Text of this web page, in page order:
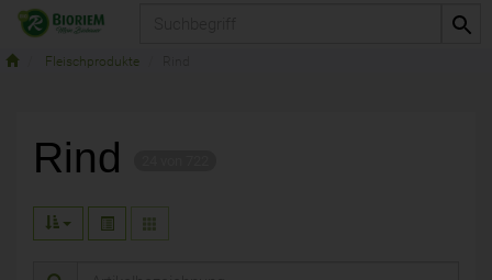
Fleischprodukte
Rind